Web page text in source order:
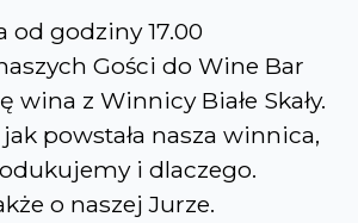
od godziny 17.00
Gości do Wine Bar
wina z Winnicy Białe Skały.
powstała nasza winnica,
i dlaczego.
o naszej Jurze.